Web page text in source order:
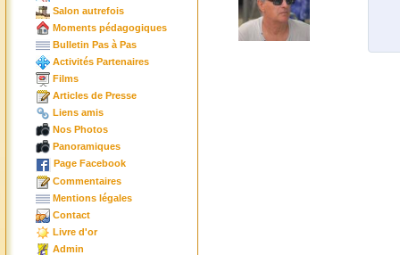
Salon autrefois
Moments pédagogiques
Bulletin Pas à Pas
Activités Partenaires
Films
Articles de Presse
Liens amis
Nos Photos
Panoramiques
Page Facebook
Commentaires
Mentions légales
Contact
Livre d'or
Admin